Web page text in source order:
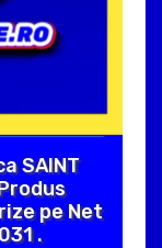
SAINT
pe Net
.